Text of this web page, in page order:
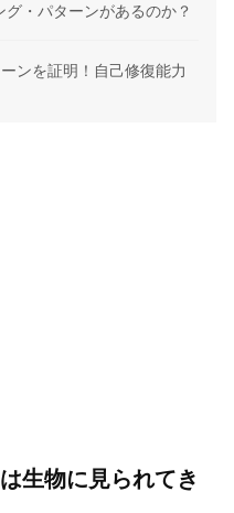
・パターンがあるのか？
ンを証明！自己修復能力
生物に見られてき